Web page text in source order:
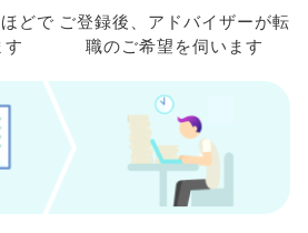
どで
す
ご登録後、 アドバイザーが転
職のご希望を伺います